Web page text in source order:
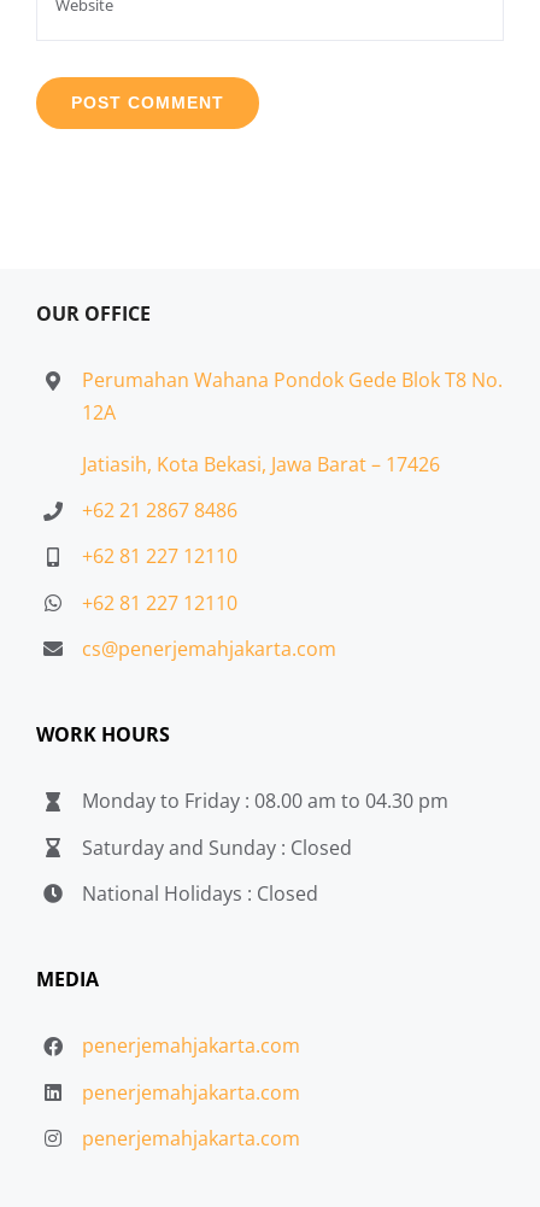
OUR OFFICE
Perumahan Wahana Pondok Gede Blok T8 No.
12A
Jatiasih, Kota Bekasi, Jawa Barat – 17426
+62 21 2867 8486
+62 81 227 12110
+62 81 227 12110
cs@penerjemahjakarta.com
WORK HOURS
Monday to Friday : 08.00 am to 04.30 pm
Saturday and Sunday : Closed
National Holidays : Closed
MEDIA
penerjemahjakarta.com
penerjemahjakarta.com
penerjemahjakarta.com